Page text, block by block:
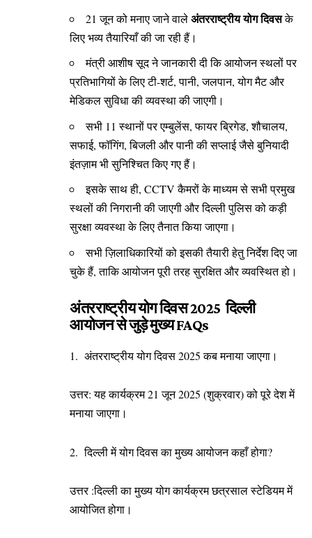
21 जून को मनाए जाने वालेअंतरराष्ट्रीय योग दिवसके
लिए भव्य तैयारियाँ की जा रही हैं।
मंत्री आशीष सूद ने जानकारी दी कि आयोजन स्थलों पर
प्रतिभागियों के लिए टी-शर्ट, पानी, जलपान, योग मैट और
मेडिकल सुविधा की व्यवस्था की जाएगी।
सभी 11 स्थानों पर एम्बुलेंस, फायर ब्रिगेड, शौचालय,
सफाई, फॉगिंग, बिजली और पानी की सप्लाई जैसे बुनियादी
इंतज़ाम भी सुनिश्चित किए गए हैं।
इसके साथ ही, CCTV कैमरों के माध्यम से सभी प्रमुख
स्थलों की निगरानी की जाएगी और दिल्ली पुलिस को कड़ी
सुरक्षा व्यवस्था के लिए तैनात किया जाएगा।
सभी ज़िलाधिकारियों को इसकी तैयारी हेतु निर्देश दिए जा
चुके हैं, ताकि आयोजन पूरी तरह सुरक्षित और व्यवस्थित हो।
अंतरराष्ट्रीय योग दिवस 2025 दिल्ली
आयोजन से जुड़े मुख्य FAQs
1. अंतरराष्ट्रीय योग दिवस 2025 कब मनाया जाएगा।
उत्तर: यह कार्यक्रम 21 जून 2025 (शुक्रवार) को पूरे देश में
मनाया जाएगा।
2. दिल्ली में योग दिवस का मुख्य आयोजन कहाँ होगा?
उत्तर :दिल्ली का मुख्य योग कार्यक्रम छत्रसाल स्टेडियम में
आयोजित होगा।